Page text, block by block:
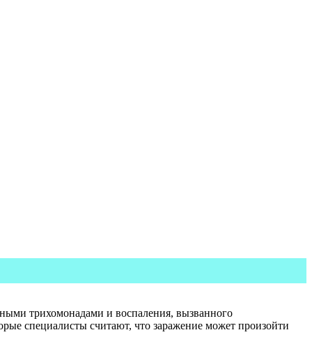
трихомонадами и воспаления, вызванного
специалисты считают, что заражение может произойти